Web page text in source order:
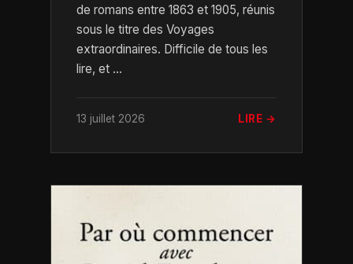
de romans entre 1863 et 1905, réunis
sous le titre des Voyages
extraordinaires. Difficile de tous les
lire, et ...
13 juillet 2026 LIRE →